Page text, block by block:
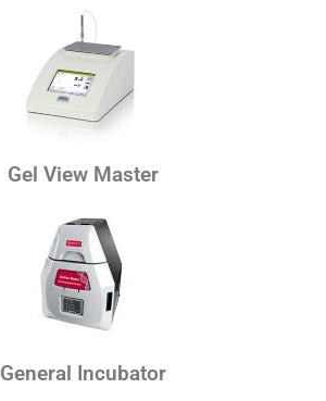
Gel View Master
General Incubator